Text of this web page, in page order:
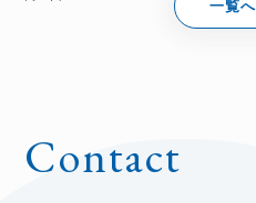
一覧
Contact